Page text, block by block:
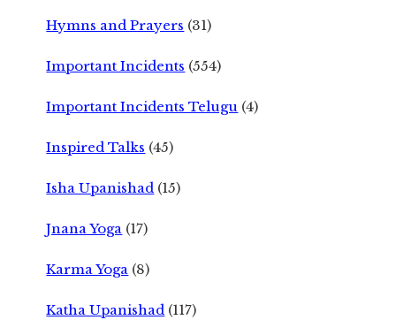
Hymns and Prayers (31)
Important Incidents (554)
Important Incidents Telugu (4)
Inspired Talks (45)
Isha Upanishad (15)
Jnana Yoga (17)
Karma Yoga (8)
Katha Upanishad (117)